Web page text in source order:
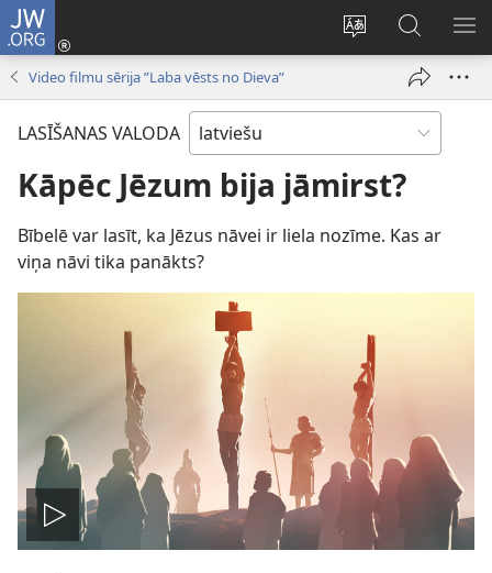
JW.ORG
Mainīt
valodu
Pieteikties
(opens
Meklēt
vietnē
JW.ORG
Video filmu sērija ”Laba vēsts no Dieva”
LASĪŠANAS VALODA
Kāpēc Jēzum bija jāmirst?
Bībelē var lasīt, ka Jēzus nāvei ir liela nozīme. Kas ar
viņa nāvi tika panākts?
Atskaņot